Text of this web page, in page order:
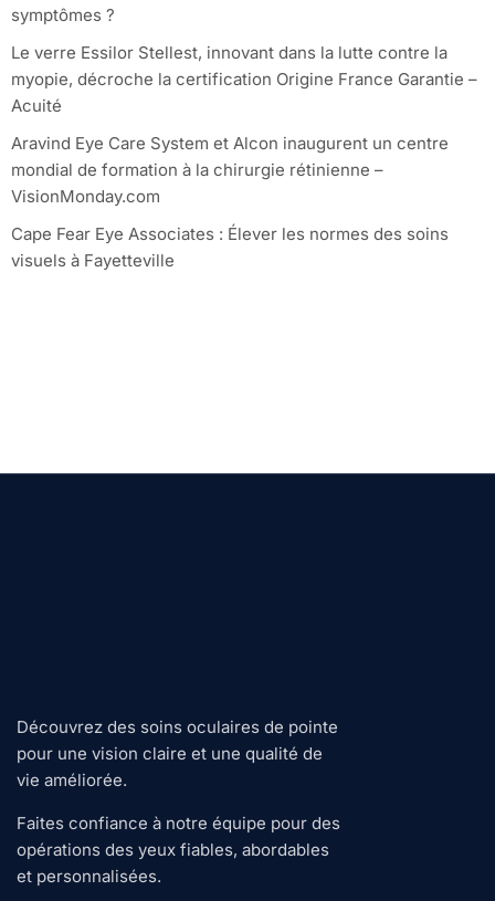
symptômes ?
Le verre Essilor Stellest, innovant dans la lutte contre la
myopie, décroche la certification Origine France Garantie –
Acuité
Aravind Eye Care System et Alcon inaugurent un centre
mondial de formation à la chirurgie rétinienne –
VisionMonday.com
Cape Fear Eye Associates : Élever les normes des soins
visuels à Fayetteville
Découvrez des soins oculaires de pointe
pour une vision claire et une qualité de
vie améliorée.
Faites confiance à notre équipe pour des
opérations des yeux fiables, abordables
et personnalisées.